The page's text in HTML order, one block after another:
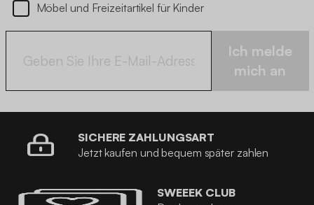
Möbel und Freizeitartikel für Kinder
Ich melde
mich an
SICHERE ZAHLUNGSART
Jetzt kaufen und bequem später zahlen
SWEEEK CLUB